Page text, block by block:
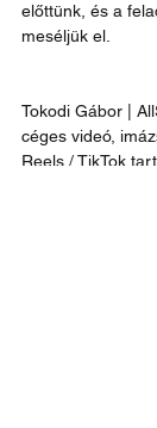
előttünk, és a
meséljük el.
Tokodi Gábor |
céges videó,
Reels / TikTok